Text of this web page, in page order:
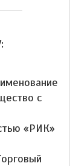
с
«РИК»